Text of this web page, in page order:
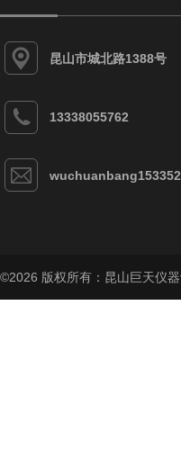
昆山市城北路1388号
13338055762
©2026 版权所有：昆山巨天仪